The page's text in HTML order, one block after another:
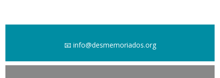
📧 info@desmemoriados.org